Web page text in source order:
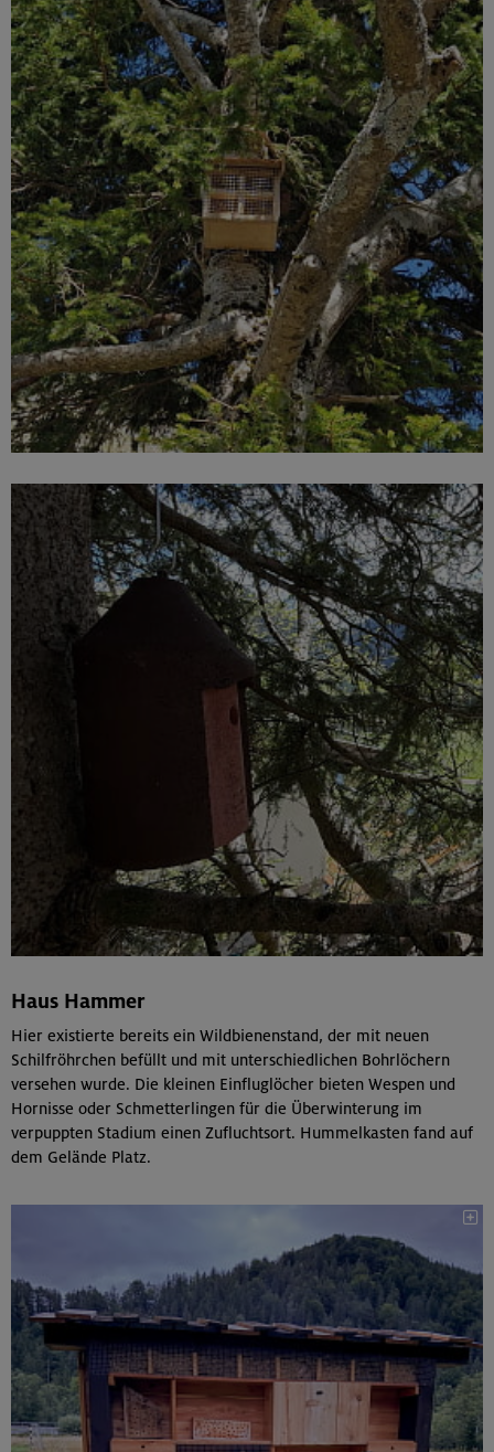
Haus Hammer
Hier existierte bereits ein Wildbienenstand, der mit neuen
Schilfröhrchen befüllt und mit unterschiedlichen Bohrlöchern
versehen wurde. Die kleinen Einfluglöcher bieten Wespen und
Hornisse oder Schmetterlingen für die Überwinterung im
verpuppten Stadium einen Zufluchtsort. Hummelkasten fand auf
dem Gelände Platz.